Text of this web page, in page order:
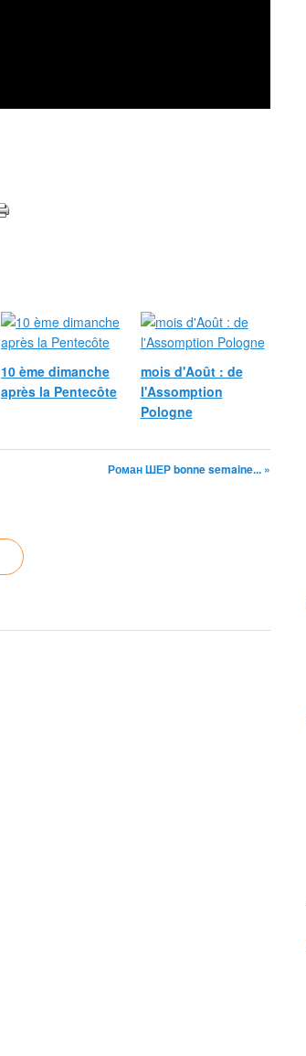
10 ème dimanche
après la Pentecôte
mois d'Août : de
l'Assomption
Pologne
Роман ШЕР bonne semaine... »